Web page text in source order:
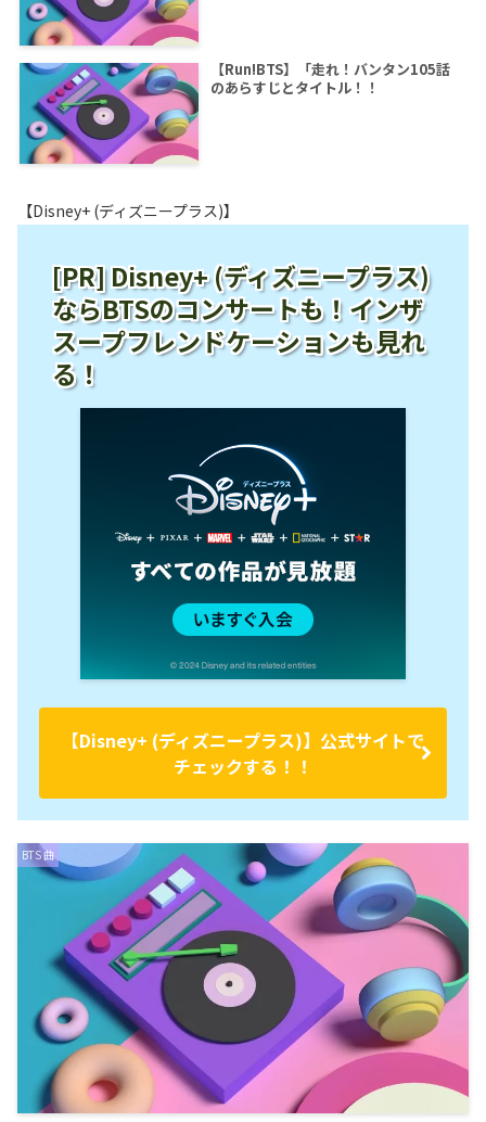
【Run!BTS】「走れ！バンタン105話
のあらすじとタイトル！！
【Disney+ (ディズニープラス)】
[PR] Disney+ (ディズニープラス)
ならBTSのコンサートも！インザ
スープフレンドケーションも見れ
る！
【Disney+ (ディズニープラス)】公式サイトで
チェックする！！
BTS 曲